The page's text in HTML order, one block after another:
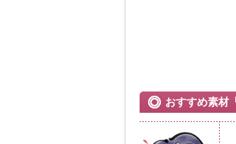
おすすめ素材